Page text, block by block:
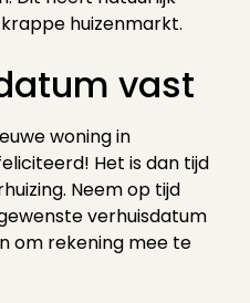
huizenmarkt.
vast
woning in
Het is dan tijd
Neem op tijd
verhuisdatum
om rekening mee te